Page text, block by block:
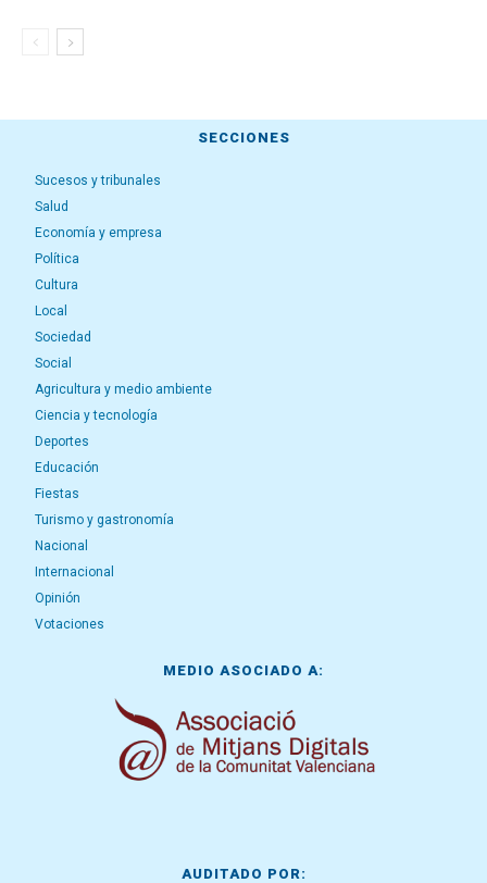
SECCIONES
Sucesos y tribunales
Salud
Economía y empresa
Política
Cultura
Local
Sociedad
Social
Agricultura y medio ambiente
Ciencia y tecnología
Deportes
Educación
Fiestas
Turismo y gastronomía
Nacional
Internacional
Opinión
Votaciones
MEDIO ASOCIADO A:
AUDITADO POR: